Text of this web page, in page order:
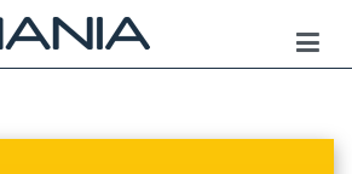
tu piel lo que se